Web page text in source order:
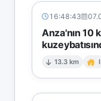
16:48:43
Anza'nın 10
13.3 km I